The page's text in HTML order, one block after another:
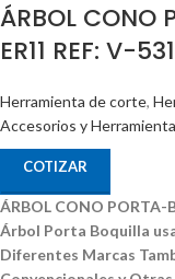
ÁRBOL CONO
ER11 REF: V-531
Herramienta de corte,
Accesorios y
COTIZAR
ÁRBOL CONO PORTA-
Árbol Porta Boquilla
Diferentes Marcas